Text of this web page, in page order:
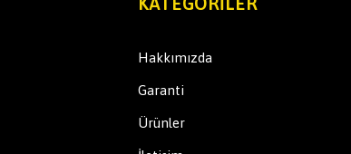
Hakkımızda
Garanti
Ürünler